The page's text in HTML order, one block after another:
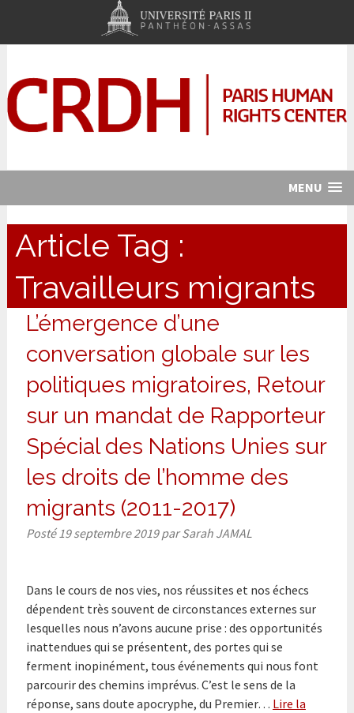
MENU
Article Tag :
Travailleurs migrants
L’émergence d’une
conversation globale sur les
politiques migratoires, Retour
sur un mandat de Rapporteur
Spécial des Nations Unies sur
les droits de l’homme des
migrants (2011-2017)
Posté 19 septembre 2019 par Sarah JAMAL
Dans le cours de nos vies, nos réussites et nos échecs
dépendent très souvent de circonstances externes sur
lesquelles nous n’avons aucune prise : des opportunités
inattendues qui se présentent, des portes qui se
ferment inopinément, tous événements qui nous font
parcourir des chemins imprévus. C’est le sens de la
réponse, sans doute apocryphe, du Premier… Lire la